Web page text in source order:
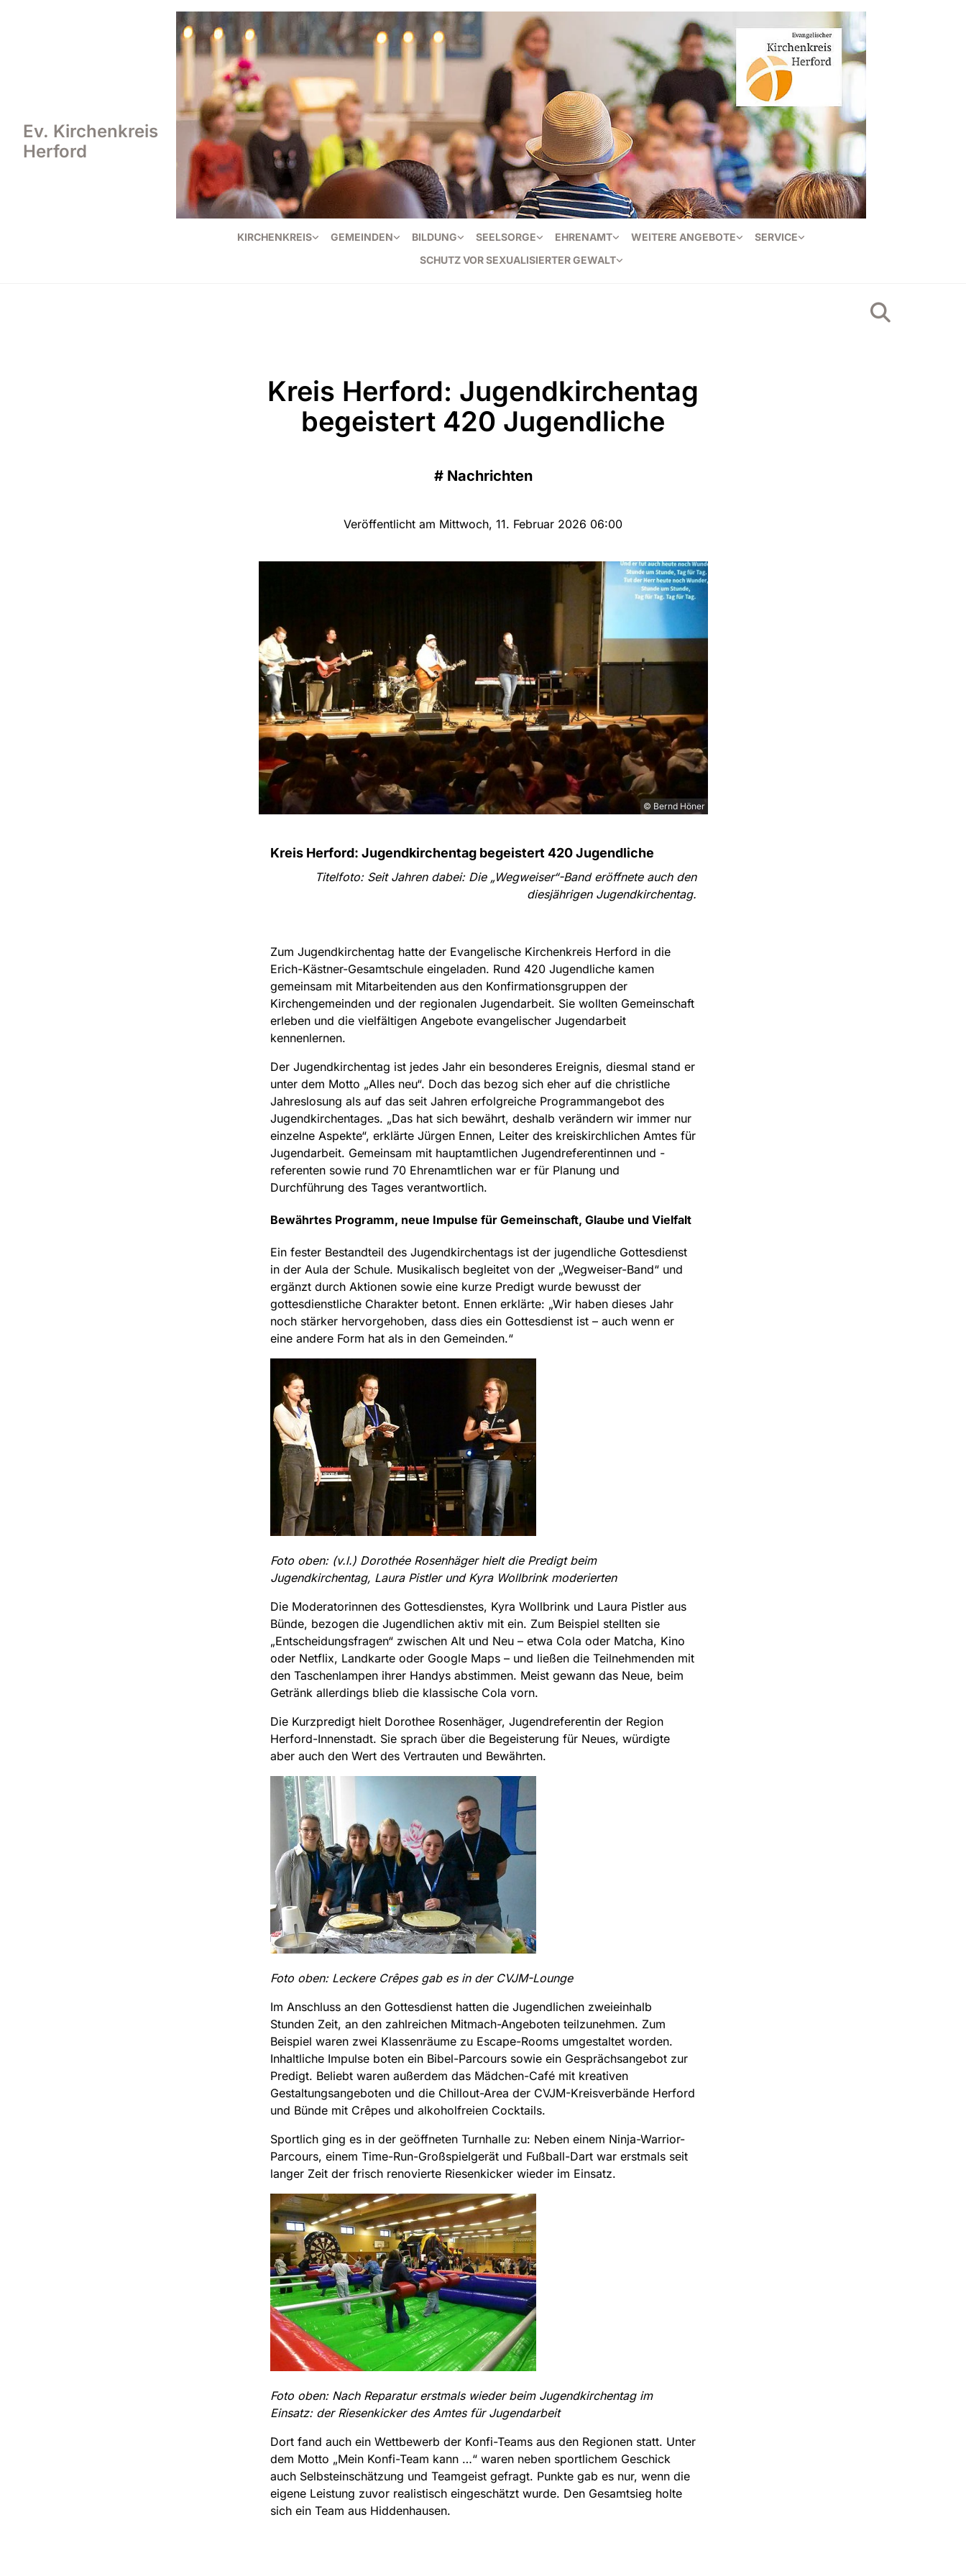
Ev. Kirchenkreis
Herford
KIRCHENKREIS GEMEINDEN BILDUNG SEELSORGE EHRENAMT WEITERE ANGEBOTE
SERVICE
SCHUTZ VOR SEXUALISIERTER GEWALT
Kreis Herford: Jugendkirchentag
begeistert 420 Jugendliche
# Nachrichten
Veröffentlicht am Mittwoch, 11. Februar 2026 06:00
© Bernd Höner
Kreis Herford: Jugendkirchentag begeistert 420 Jugendliche
Titelfoto: Seit Jahren dabei: Die „Wegweiser“-Band eröffnete auch den
diesjährigen Jugendkirchentag.
Zum Jugendkirchentag hatte der Evangelische Kirchenkreis Herford in die
Erich-Kästner-Gesamtschule eingeladen. Rund 420 Jugendliche kamen
gemeinsam mit Mitarbeitenden aus den Konfirmationsgruppen der
Kirchengemeinden und der regionalen Jugendarbeit. Sie wollten Gemeinschaft
erleben und die vielfältigen Angebote evangelischer Jugendarbeit
kennenlernen.
Der Jugendkirchentag ist jedes Jahr ein besonderes Ereignis, diesmal stand er
unter dem Motto „Alles neu“. Doch das bezog sich eher auf die christliche
Jahreslosung als auf das seit Jahren erfolgreiche Programmangebot des
Jugendkirchentages. „Das hat sich bewährt, deshalb verändern wir immer nur
einzelne Aspekte“, erklärte Jürgen Ennen, Leiter des kreiskirchlichen Amtes für
Jugendarbeit. Gemeinsam mit hauptamtlichen Jugendreferentinnen und -
referenten sowie rund 70 Ehrenamtlichen war er für Planung und
Durchführung des Tages verantwortlich.
Bewährtes Programm, neue Impulse für Gemeinschaft, Glaube und Vielfalt
Ein fester Bestandteil des Jugendkirchentags ist der jugendliche Gottesdienst
in der Aula der Schule. Musikalisch begleitet von der „Wegweiser-Band“ und
ergänzt durch Aktionen sowie eine kurze Predigt wurde bewusst der
gottesdienstliche Charakter betont. Ennen erklärte: „Wir haben dieses Jahr
noch stärker hervorgehoben, dass dies ein Gottesdienst ist – auch wenn er
eine andere Form hat als in den Gemeinden.“
Foto oben: (v.l.) Dorothée Rosenhäger hielt die Predigt beim
Jugendkirchentag, Laura Pistler und Kyra Wollbrink moderierten
Die Moderatorinnen des Gottesdienstes, Kyra Wollbrink und Laura Pistler aus
Bünde, bezogen die Jugendlichen aktiv mit ein. Zum Beispiel stellten sie
„Entscheidungsfragen“ zwischen Alt und Neu – etwa Cola oder Matcha, Kino
oder Netflix, Landkarte oder Google Maps – und ließen die Teilnehmenden mit
den Taschenlampen ihrer Handys abstimmen. Meist gewann das Neue, beim
Getränk allerdings blieb die klassische Cola vorn.
Die Kurzpredigt hielt Dorothee Rosenhäger, Jugendreferentin der Region
Herford-Innenstadt. Sie sprach über die Begeisterung für Neues, würdigte
aber auch den Wert des Vertrauten und Bewährten.
Foto oben: Leckere Crêpes gab es in der CVJM-Lounge
Im Anschluss an den Gottesdienst hatten die Jugendlichen zweieinhalb
Stunden Zeit, an den zahlreichen Mitmach-Angeboten teilzunehmen. Zum
Beispiel waren zwei Klassenräume zu Escape-Rooms umgestaltet worden.
Inhaltliche Impulse boten ein Bibel-Parcours sowie ein Gesprächsangebot zur
Predigt. Beliebt waren außerdem das Mädchen-Café mit kreativen
Gestaltungsangeboten und die Chillout-Area der CVJM-Kreisverbände Herford
und Bünde mit Crêpes und alkoholfreien Cocktails.
Sportlich ging es in der geöffneten Turnhalle zu: Neben einem Ninja-Warrior-
Parcours, einem Time-Run-Großspielgerät und Fußball-Dart war erstmals seit
langer Zeit der frisch renovierte Riesenkicker wieder im Einsatz.
Foto oben: Nach Reparatur erstmals wieder beim Jugendkirchentag im
Einsatz: der Riesenkicker des Amtes für Jugendarbeit
Dort fand auch ein Wettbewerb der Konfi-Teams aus den Regionen statt. Unter
dem Motto „Mein Konfi-Team kann …“ waren neben sportlichem Geschick
auch Selbsteinschätzung und Teamgeist gefragt. Punkte gab es nur, wenn die
eigene Leistung zuvor realistisch eingeschätzt wurde. Den Gesamtsieg holte
sich ein Team aus Hiddenhausen.